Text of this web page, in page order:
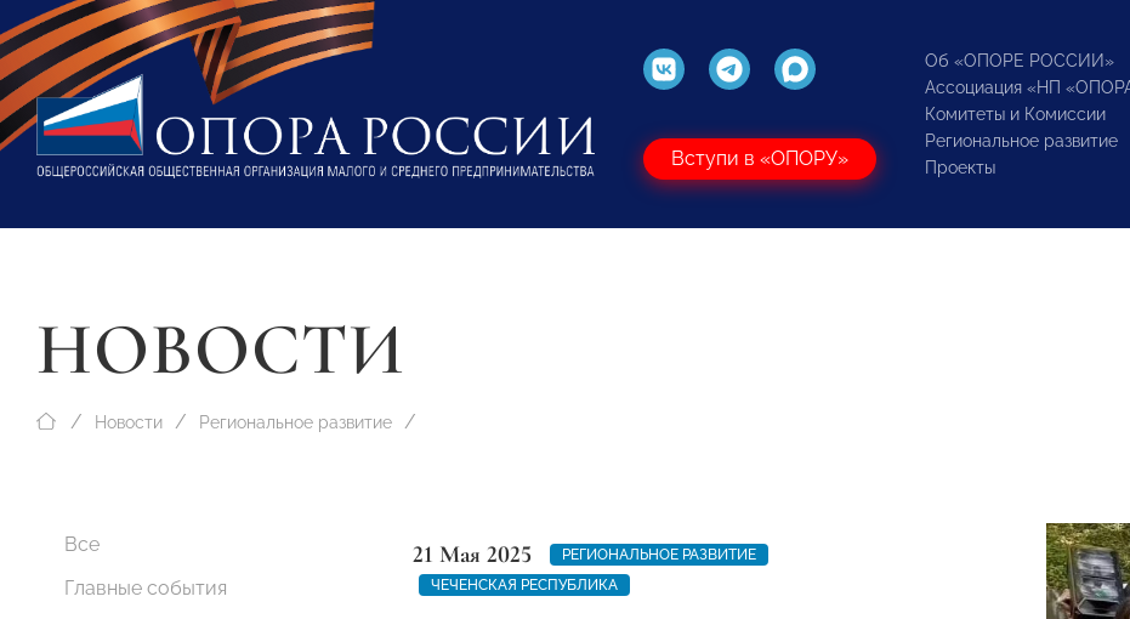
Вступи в «ОПОРУ»
Об «ОПОРЕ РОССИИ»
Ассоциация «НП
Комитеты и Комиссии
Региональное развитие
Проекты
НОВОСТИ
Новости Региональное развитие
Все
Главные события
21 Мая 2025
РЕГИОНАЛЬНОЕ РАЗВИТИЕ
ЧЕЧЕНСКАЯ РЕСПУБЛИКА